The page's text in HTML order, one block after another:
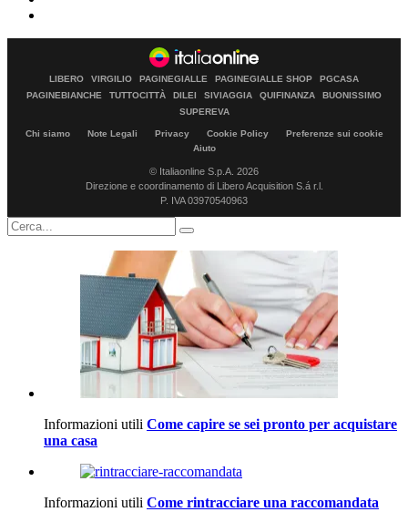
LIBERO VIRGILIO PAGINEGIALLE PAGINEGIALLE SHOP
PGCASA
PAGINEBIANCHE
TUTTOCITTÀ DILEI SIVIAGGIA QUIFINANZA
BUONISSIMO
SUPEREVA
Chi siamo Note Legali Privacy Cookie Policy
Preferenze sui cookie
Aiuto
© Italiaonline S.p.A. 2026
Direzione e coordinamento di Libero Acquisition S.á r.l.
P. IVA 03970540963
Informazioni utili Come capire se sei pronto per acquistare
una casa
Informazioni utili Come rintracciare una raccomandata